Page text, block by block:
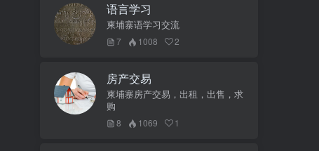
语言学习
柬埔寨语学习交流
7 1008 2
房产交易
柬埔寨房产交易，出租，出售，求
购
8 1069 1